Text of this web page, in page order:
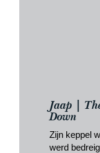
Jaap |
Down
Zijn keppel
werd